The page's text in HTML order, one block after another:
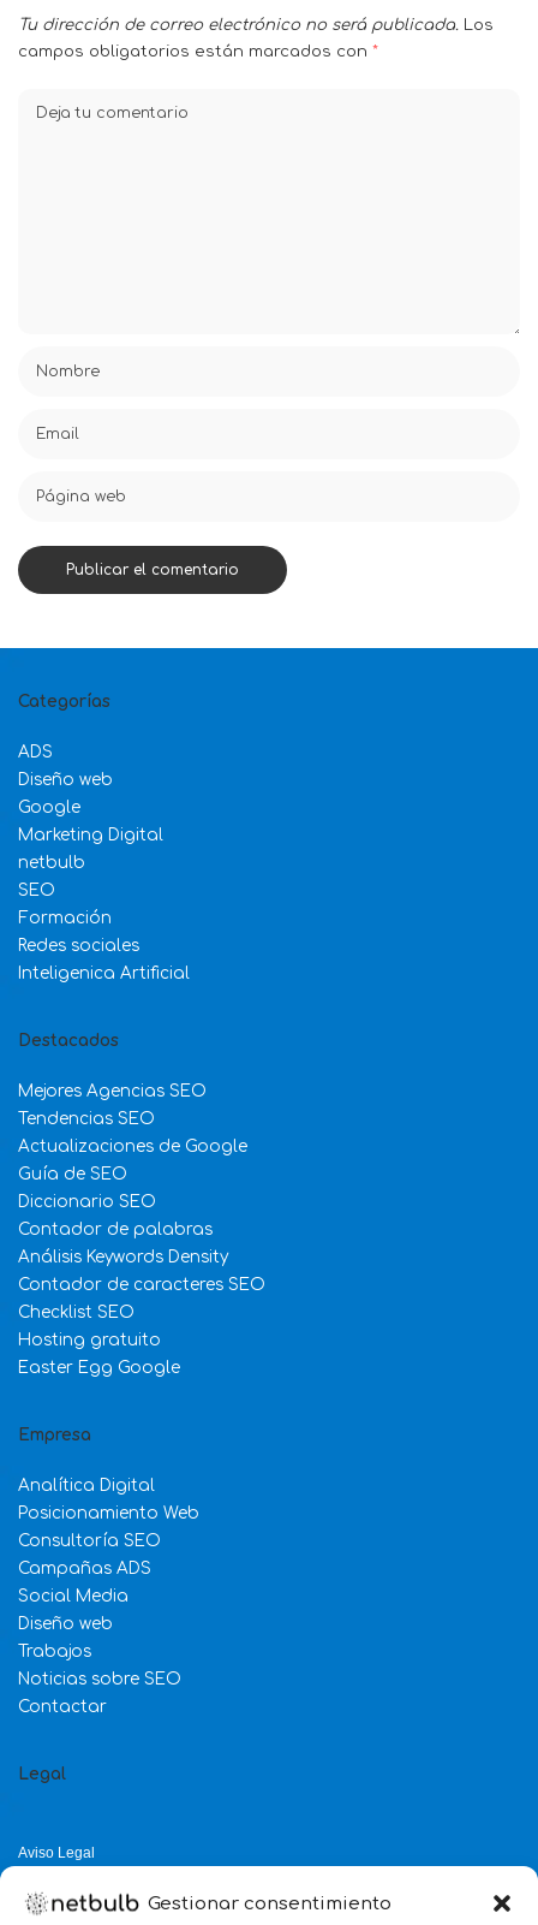
Gestionar consentimiento
Tu dirección de correo electrónico no será publicada. Los
campos obligatorios están marcados con *
Categorías
ADS
Diseño web
Google
Marketing Digital
netbulb
SEO
Formación
Redes sociales
Inteligenica Artificial
Destacados
Mejores Agencias SEO
Tendencias SEO
Actualizaciones de Google
Guía de SEO
Diccionario SEO
Contador de palabras
Análisis Keywords Density
Contador de caracteres SEO
Checklist SEO
Hosting gratuito
Easter Egg Google
Empresa
Analítica Digital
Posicionamiento Web
Consultoría SEO
Campañas ADS
Social Media
Diseño web
Trabajos
Noticias sobre SEO
Contactar
Legal
Aviso Legal
Política de Cookies